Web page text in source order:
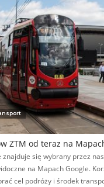
ZTM od teraz na
się wybrany przez
na Mapach Google.
cel podróży i środek